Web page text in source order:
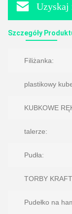
Uzyskaj
Szczegóły
Filiżanka:
plastikowy
KUBKOWE
talerze:
Pudła:
TORBY
Pudełko na